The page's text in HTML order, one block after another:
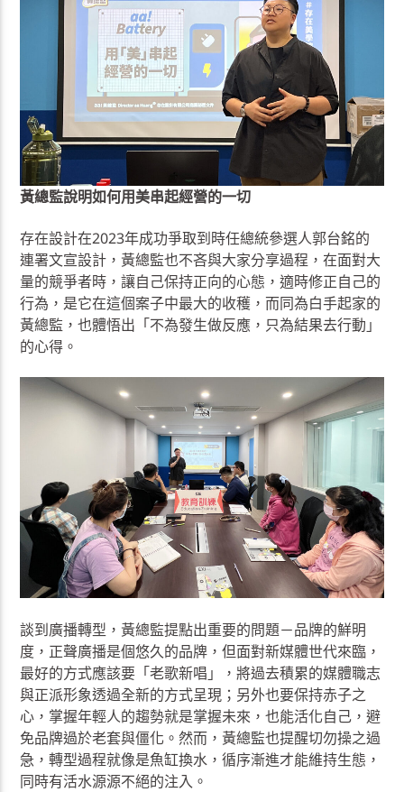
黃總監說明如何用美串起經營的一切
存在設計在2023年成功爭取到時任總統參選人郭台銘的
連署文宣設計，黃總監也不吝與大家分享過程，在面對大
量的競爭者時，讓自己保持正向的心態，適時修正自己的
行為，是它在這個案子中最大的收穫，而同為白手起家的
黃總監，也體悟出「不為發生做反應，只為結果去行動」
的心得。
談到廣播轉型，黃總監提點出重要的問題－品牌的鮮明
度，正聲廣播是個悠久的品牌，但面對新媒體世代來臨，
最好的方式應該要「老歌新唱」，將過去積累的媒體職志
與正派形象透過全新的方式呈現；另外也要保持赤子之
心，掌握年輕人的趨勢就是掌握未來，也能活化自己，避
免品牌過於老套與僵化。然而，黃總監也提醒切勿操之過
急，轉型過程就像是魚缸換水，循序漸進才能維持生態，
同時有活水源源不絕的注入。